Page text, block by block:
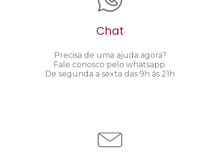
Chat
Precisa de uma ajuda agora?
Fale conosco pelo whatsapp.
De segunda a sexta das 9h às 21h